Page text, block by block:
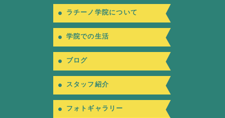
ラチーノ学院について
学院での生活
ブログ
スタッフ紹介
フォトギャラリー